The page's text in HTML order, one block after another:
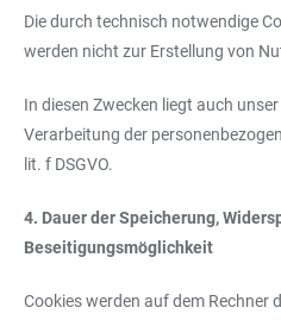
Die durch technisch notwendige
werden nicht zur Erstellung von
In diesen Zwecken liegt auch
Verarbeitung der
lit. f DSGVO.
4. Dauer der Speicherung,
Beseitigungsmöglichkeit
Cookies werden auf dem Rechner